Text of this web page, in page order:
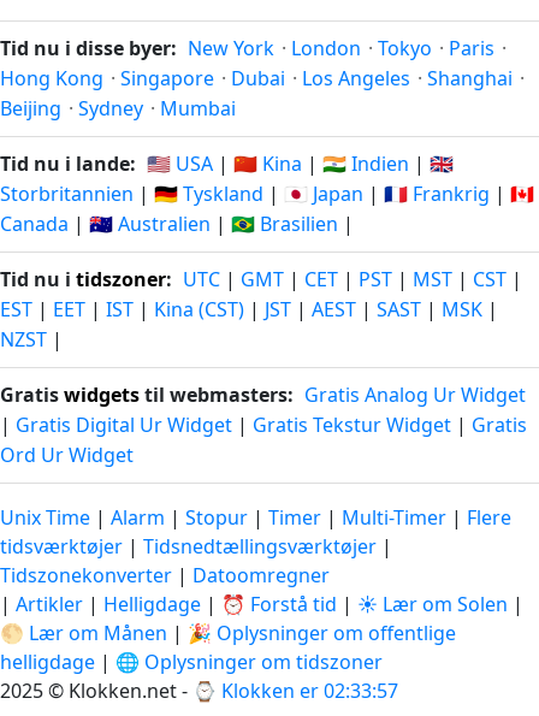
Tid nu i disse byer: New York · London · Tokyo · Paris ·
Hong Kong · Singapore · Dubai · Los Angeles · Shanghai ·
Beijing · Sydney · Mumbai
Tid nu i lande: 🇺🇸 USA | 🇨🇳 Kina | 🇮🇳 Indien | 🇬🇧
Storbritannien | 🇩🇪 Tyskland | 🇯🇵 Japan | 🇫🇷 Frankrig | 🇨🇦
Canada | 🇦🇺 Australien | 🇧🇷 Brasilien |
Tid nu i tidszoner: UTC | GMT | CET | PST | MST | CST |
EST | EET | IST | Kina (CST) | JST | AEST | SAST | MSK |
NZST |
Gratiswidgetstil webmasters: Gratis Analog Ur Widget
| Gratis Digital Ur Widget | Gratis Tekstur Widget | Gratis
Ord Ur Widget
Unix Time | Alarm | Stopur | Timer | Multi-Timer | Flere
tidsværktøjer | Tidsnedtællingsværktøjer |
Tidszonekonverter | Datoomregner
| Artikler | Helligdage | ⏰ Forstå tid | ☀️ Lær om Solen |
🌕 Lær om Månen | 🎉 Oplysninger om offentlige
helligdage | 🌐 Oplysninger om tidszoner
2025 © Klokken.net - ⌚ Klokken er 02:33:58